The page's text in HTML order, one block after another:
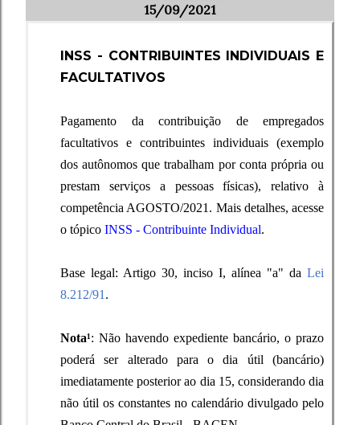
15/09/2021
INSS - CONTRIBUINTES INDIVIDUAIS E
FACULTATIVOS
Pagamento da contribuição de empregados
facultativos e contribuintes individuais (exemplo
dos autônomos que trabalham por conta própria ou
prestam serviços a pessoas físicas), relativo à
competência AGOSTO/2021. Mais detalhes, acesse
o tópico INSS - Contribuinte Individual.
Base legal: Artigo 30, inciso I, alínea "a" da Lei
8.212/91 .
Nota¹: Não havendo expediente bancário, o prazo
poderá ser alterado para o dia útil (bancário)
imediatamente posterior ao dia 15, considerando dia
não útil os constantes no calendário divulgado pelo